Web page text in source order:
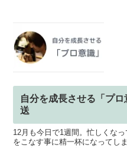
自分を成長させる「プ
送
12月も今日で1週間。忙しくな
をこなす事に精一杯になってし